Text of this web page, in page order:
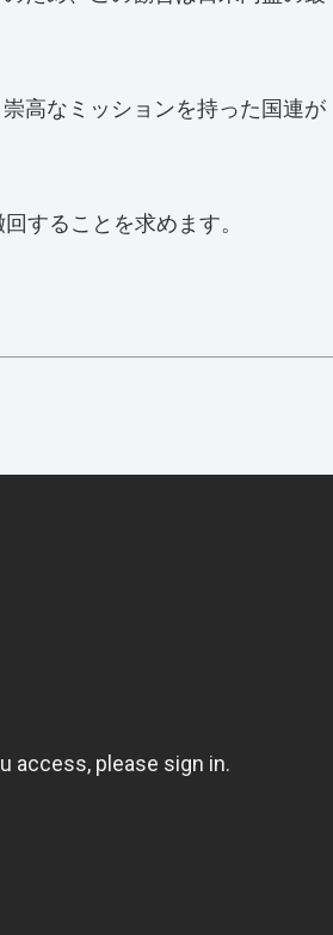
高なミッションを持った国連が
することを求めます。